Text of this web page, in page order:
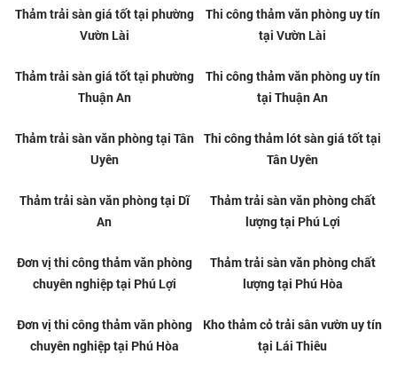
phường Đông Hòa
tín tại Biên Hòa
Thảm cỏ nhân tạo giá rẻ tại Biên
Địa chỉ bán thảm lối đi giá rẻ tại